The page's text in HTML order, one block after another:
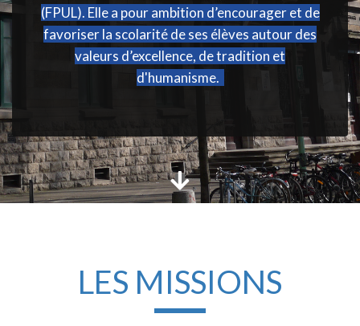
(FPUL). Elle a pour ambition d’encourager et de
favoriser la scolarité de ses élèves autour des
valeurs d’excellence, de tradition et
d'humanisme.
LES MISSIONS